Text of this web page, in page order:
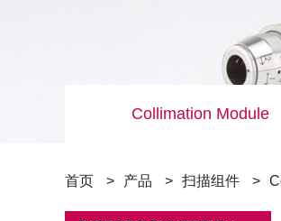
Collimation Module
面
首页 产品 扫描组件